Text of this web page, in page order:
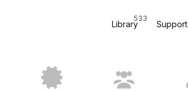
Library
533
Support